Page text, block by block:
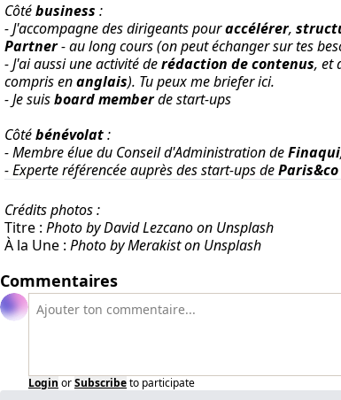
Côtébusiness :
- J'accompagne des dirigeants pouraccélérer,
Partner- au long cours (on peut échangersur tes
- J'ai aussi une activité derédaction de contenus, et
compris enanglais). Tu peux me briefer ici.
- Je suisboard memberde start-ups
Côtébénévolat:
- Membre élue du Conseil d'Administration deFinaqui
- Experte référencée auprès des start-ups deParis&co
Crédits photos :
Titre : Photo by David Lezcano on Unsplash
À la Une : Photo by Merakist on Unsplash
Commentaires
Login orSubscribeto participate